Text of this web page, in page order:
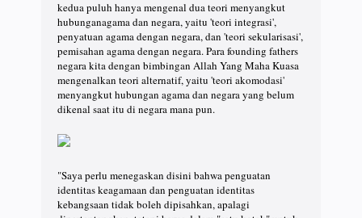
kedua puluh hanya mengenal dua teori menyangkut
hubunganagama dan negara, yaitu 'teori integrasi',
penyatuan agama dengan negara, dan 'teori sekularisasi',
pemisahan agama dengan negara. Para founding fathers
negara kita dengan bimbingan Allah Yang Maha Kuasa
mengenalkan teori alternatif, yaitu 'teori akomodasi'
menyangkut hubungan agama dan negara yang belum
dikenal saat itu di negara mana pun.
"Saya perlu menegaskan disini bahwa penguatan
identitas keagamaan dan penguatan identitas
kebangsaan tidak boleh dipisahkan, apalagi